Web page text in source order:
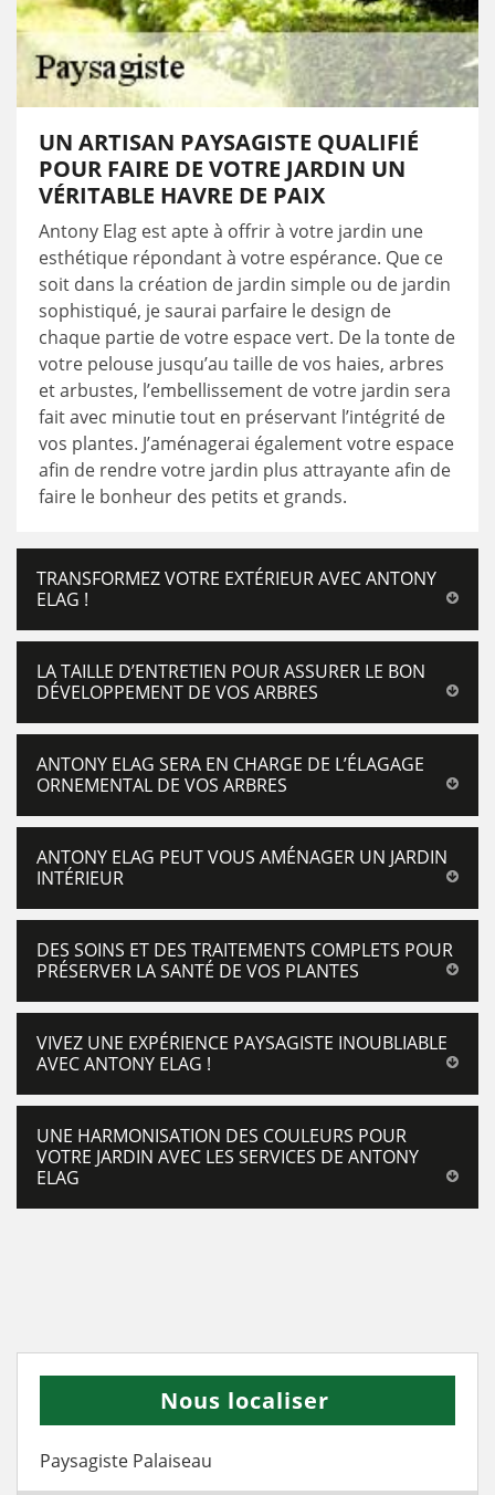
UN ARTISAN PAYSAGISTE QUALIFIÉ
POUR FAIRE DE VOTRE JARDIN UN
VÉRITABLE HAVRE DE PAIX
Antony Elag est apte à offrir à votre jardin une
esthétique répondant à votre espérance. Que ce
soit dans la création de jardin simple ou de jardin
sophistiqué, je saurai parfaire le design de
chaque partie de votre espace vert. De la tonte de
votre pelouse jusqu’au taille de vos haies, arbres
et arbustes, l’embellissement de votre jardin sera
fait avec minutie tout en préservant l’intégrité de
vos plantes. J’aménagerai également votre espace
afin de rendre votre jardin plus attrayante afin de
faire le bonheur des petits et grands.
TRANSFORMEZ VOTRE EXTÉRIEUR AVEC ANTONY
ELAG !
LA TAILLE D’ENTRETIEN POUR ASSURER LE BON
DÉVELOPPEMENT DE VOS ARBRES
ANTONY ELAG SERA EN CHARGE DE L’ÉLAGAGE
ORNEMENTAL DE VOS ARBRES
ANTONY ELAG PEUT VOUS AMÉNAGER UN JARDIN
INTÉRIEUR
DES SOINS ET DES TRAITEMENTS COMPLETS POUR
PRÉSERVER LA SANTÉ DE VOS PLANTES
VIVEZ UNE EXPÉRIENCE PAYSAGISTE INOUBLIABLE
AVEC ANTONY ELAG !
UNE HARMONISATION DES COULEURS POUR
VOTRE JARDIN AVEC LES SERVICES DE ANTONY
ELAG
Nous localiser
Paysagiste Palaiseau